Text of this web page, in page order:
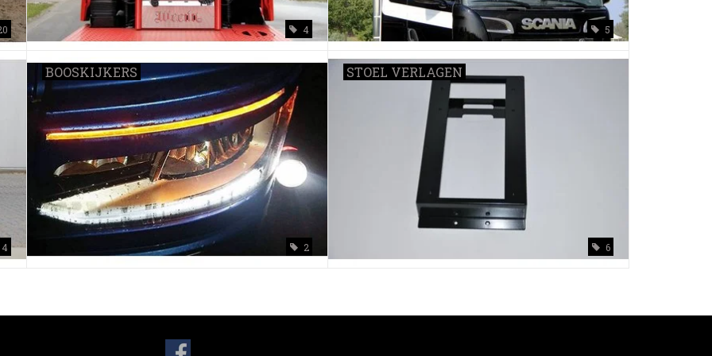
4 5
4
BOOSKIJKERS
2
STOEL VERLAGEN
6